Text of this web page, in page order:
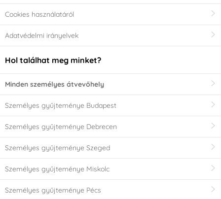
Cookies használatáról
Adatvédelmi irányelvek
Hol találhat meg minket?
Minden személyes átvevőhely
Személyes gyűjteménye Budapest
Személyes gyűjteménye Debrecen
Személyes gyűjteménye Szeged
Személyes gyűjteménye Miskolc
Személyes gyűjteménye Pécs